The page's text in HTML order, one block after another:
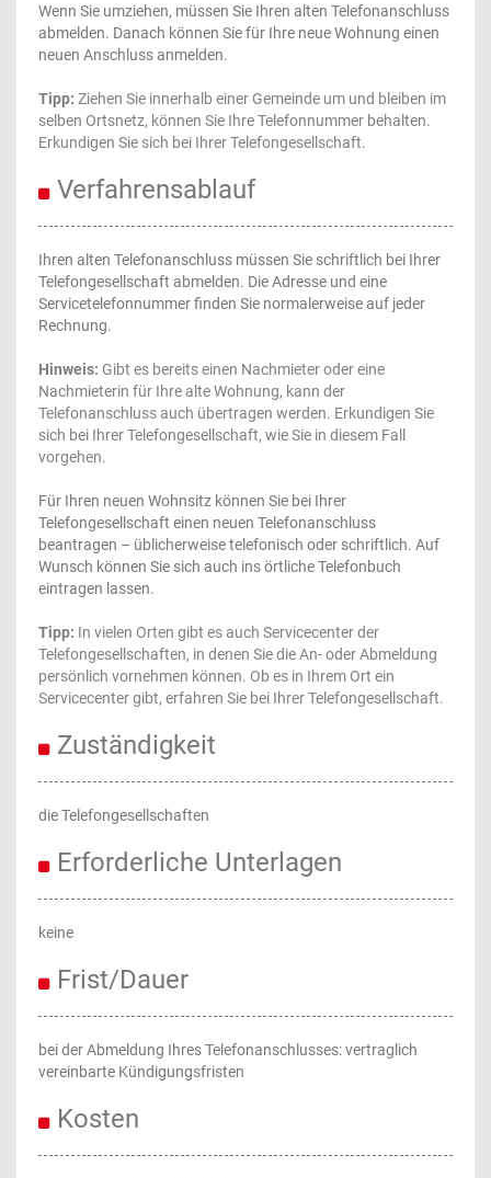
Wenn Sie umziehen, müssen Sie Ihren alten Telefonanschluss
abmelden. Danach können Sie für Ihre neue Wohnung einen
neuen Anschluss anmelden.
Tipp: Ziehen Sie innerhalb einer Gemeinde um und bleiben im
selben Ortsnetz, können Sie Ihre Telefonnummer behalten.
Erkundigen Sie sich bei Ihrer Telefongesellschaft.
Verfahrensablauf
Ihren alten Telefonanschluss müssen Sie schriftlich bei Ihrer
Telefongesellschaft abmelden. Die Adresse und eine
Servicetelefonnummer finden Sie normalerweise auf jeder
Rechnung.
Hinweis: Gibt es bereits einen Nachmieter oder eine
Nachmieterin für Ihre alte Wohnung, kann der
Telefonanschluss auch übertragen werden. Erkundigen Sie
sich bei Ihrer Telefongesellschaft, wie Sie in diesem Fall
vorgehen.
Für Ihren neuen Wohnsitz können Sie bei Ihrer
Telefongesellschaft einen neuen Telefonanschluss
beantragen – üblicherweise telefonisch oder schriftlich. Auf
Wunsch können Sie sich auch ins örtliche Telefonbuch
eintragen lassen.
Tipp: In vielen Orten gibt es auch Servicecenter der
Telefongesellschaften, in denen Sie die An- oder Abmeldung
persönlich vornehmen können. Ob es in Ihrem Ort ein
Servicecenter gibt, erfahren Sie bei Ihrer Telefongesellschaft.
Zuständigkeit
die Telefongesellschaften
Erforderliche Unterlagen
keine
Frist/Dauer
bei der Abmeldung Ihres Telefonanschlusses: vertraglich
vereinbarte Kündigungsfristen
Kosten